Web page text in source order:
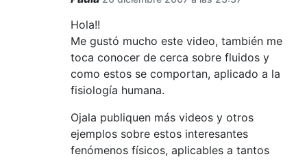
Hola!!
Me gustó mucho este video, también me
toca conocer de cerca sobre fluidos y
como estos se comportan, aplicado a la
fisiología humana.
Ojala publiquen más videos y otros
ejemplos sobre estos interesantes
fenómenos físicos, aplicables a tantos